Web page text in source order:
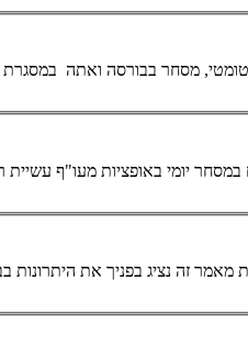
, מסחר בבורסה ואתה במסגרת מאמר זה נעמוד על חשיבות השקעה בעצמך כמבצע
במסחר יומי באופציות מעו"ף עשיית רווחים קלים וגדולים ב
מאמר זה נציג בפניך את היתרונות